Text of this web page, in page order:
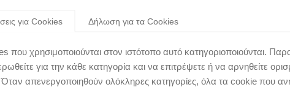
για Cookies Δήλωση για τα Cookies
που χρησιμοποιούνται στον ιστότοπο αυτό κατηγοριοποιούνται.
για την κάθε κατηγορία και να επιτρέψετε ή να αρνηθείτε
απενεργοποιηθούν ολόκληρες κατηγορίες, όλα τα cookie που